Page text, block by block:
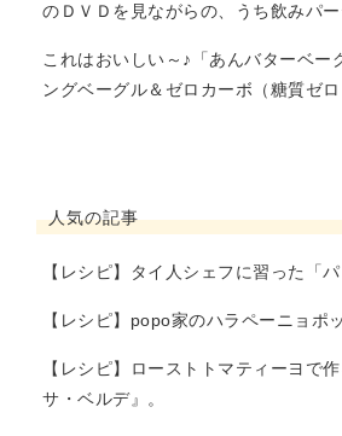
のＤＶＤを見ながらの、うち飲みパー
これはおいしい～♪「あんバターベー
ングベーグル＆ゼロカーボ（糖質ゼ
人気の記事
【レシピ】タイ人シェフに習った「パ
【レシピ】popo家のハラペーニョポ
【レシピ】ローストトマティーヨで
サ・ベルデ』。